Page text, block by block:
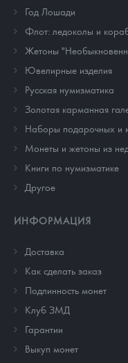
Год Лошади
Флот: ледоколы и
Жетоны
Ювелирные изделия
Русская нумизматика
Золотая карманная
Наборы подарочных и
Монеты и жетоны из
Книги по нумизматике
Другое
ИНФОРМАЦИЯ
Доставка
Как сделать заказ
Подлинность монет
Клуб ЗМД
Гарантии
Выкуп монет